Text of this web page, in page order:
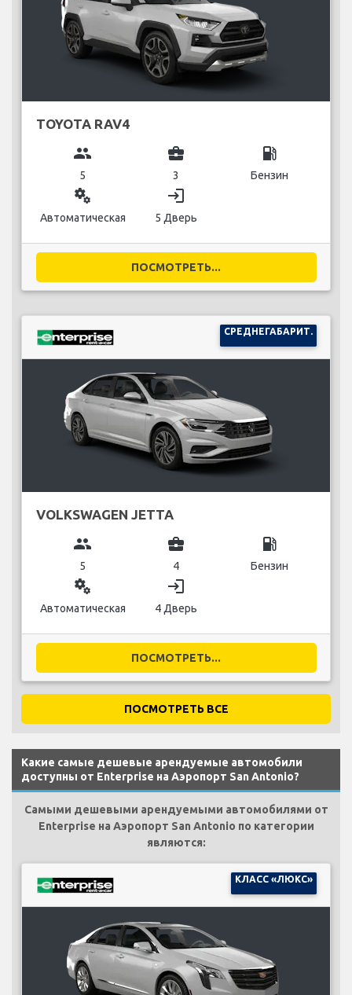
TOYOTA RAV4
group
5
business_center
3
local_gas_station
Бензин
miscellaneous_services
Автоматическая
login
5 Дверь
ПОСМОТРЕТЬ...
СРЕДНЕГАБАРИТ.
VOLKSWAGEN JETTA
group
5
business_center
4
local_gas_station
Бензин
miscellaneous_services
Автоматическая
login
4 Дверь
ПОСМОТРЕТЬ...
ПОСМОТРЕТЬ ВСЕ
Какие самые дешевые арендуемые автомобили
доступны от Enterprise на Аэропорт San Antonio?
Самыми дешевыми арендуемыми автомобилями от
Enterprise на Аэропорт San Antonio по категории
являются:
КЛАСС «ЛЮКС»